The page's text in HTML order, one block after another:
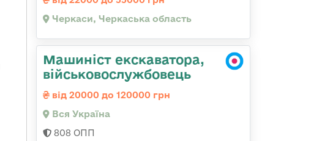
Черкаси, Черкаська область
Машиніст екскаватора,
військовослужбовець
від 20000 до 120000 грн
Вся Україна
808 ОПП